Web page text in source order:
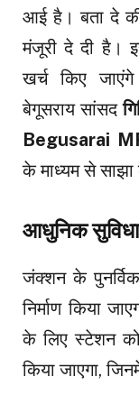
आई है। बता दे
मंजूरी दे दी है।
खर्च किए
बेगूसराय सांसद
Begusarai
के माध्यम से साझा
आधुनिक
जंक्शन के
निर्माण किया
के लिए स्टेशन
किया जाएगा,